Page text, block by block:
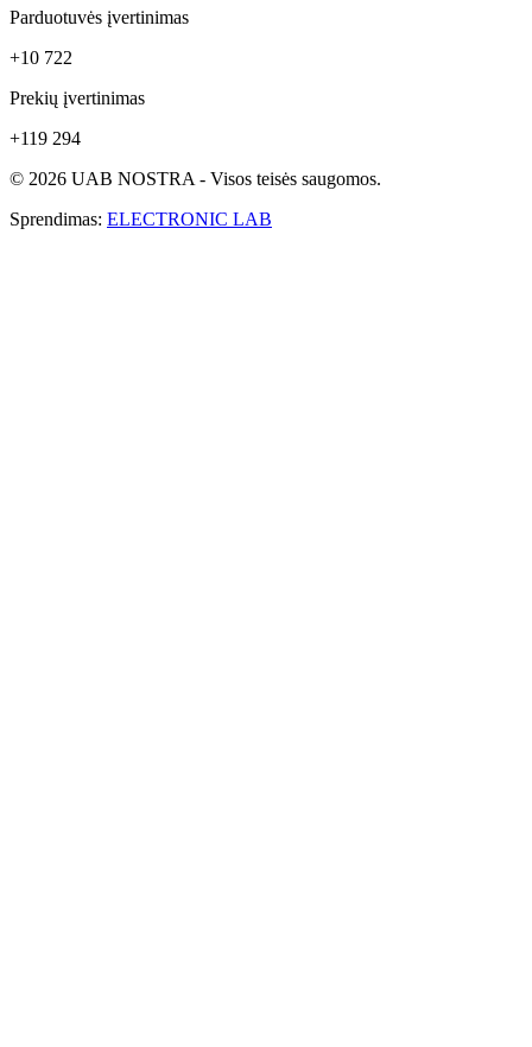
Parduotuvės įvertinimas
+10 722
Prekių įvertinimas
+119 294
© 2026 UAB NOSTRA - Visos teisės saugomos.
Sprendimas: ELECTRONIC LAB